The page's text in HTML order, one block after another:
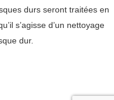
durs seront traitées en
s’agisse d’un nettoyage
dur.